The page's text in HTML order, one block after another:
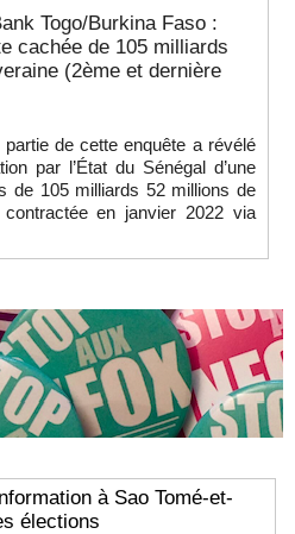
Togo/Burkina Faso :
cachée de 105 milliards
(2ème et dernière
partie de cette enquête a révélé
par l’État du Sénégal d’une
de 105 milliards 52 millions de
en janvier 2022 via
à Sao Tomé-et-
élections